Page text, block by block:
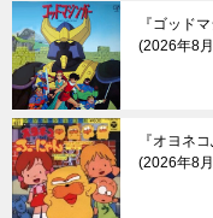
『ゴッド
2026年8
『オヨネ
2026年8